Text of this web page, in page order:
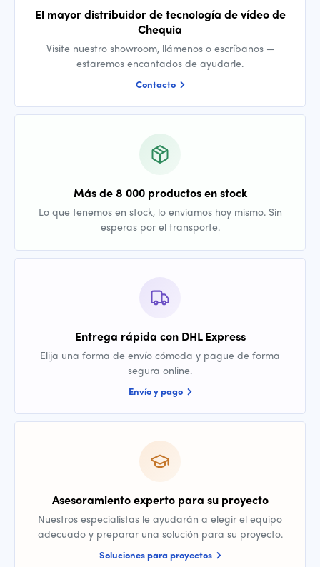
El mayor distribuidor de tecnología de vídeo de
Chequia
Visite nuestro showroom, llámenos o escríbanos —
estaremos encantados de ayudarle.
Contacto
Más de 8 000 productos en stock
Lo que tenemos en stock, lo enviamos hoy mismo. Sin
esperas por el transporte.
Entrega rápida con DHL Express
Elija una forma de envío cómoda y pague de forma
segura online.
Envío y pago
Asesoramiento experto para su proyecto
Nuestros especialistas le ayudarán a elegir el equipo
adecuado y preparar una solución para su proyecto.
Soluciones para proyectos